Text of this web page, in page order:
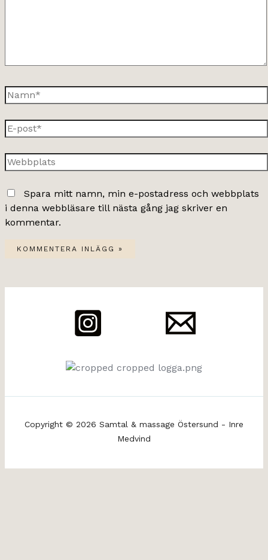
Namn*
E-
post*
Webbplats
Spara mitt namn, min e-postadress och webbplats
i denna webbläsare till nästa gång jag skriver en
kommentar.
Copyright © 2026 Samtal & massage Östersund - Inre
Medvind